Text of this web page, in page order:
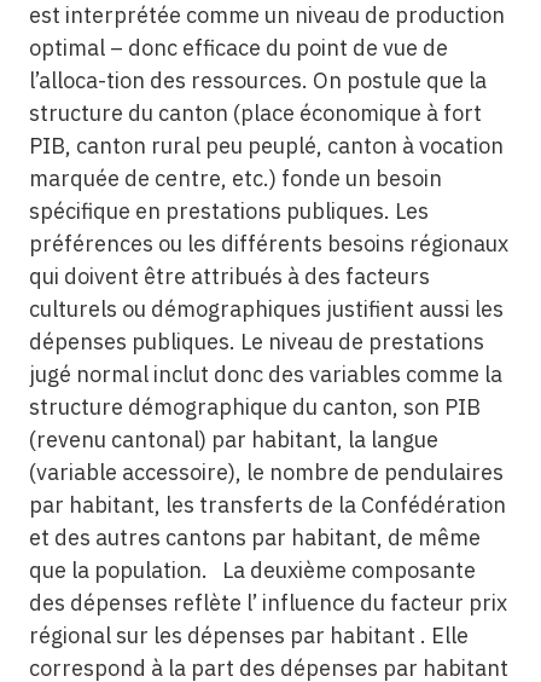
est interprétée comme un niveau de production
optimal – donc efficace du point de vue de
l’alloca-tion des ressources. On postule que la
structure du canton (place économique à fort
PIB, canton rural peu peuplé, canton à vocation
marquée de centre, etc.) fonde un besoin
spécifique en prestations publiques. Les
préférences ou les différents besoins régionaux
qui doivent être attribués à des facteurs
culturels ou démographiques justifient aussi les
dépenses publiques. Le niveau de prestations
jugé normal inclut donc des variables comme la
structure démographique du canton, son PIB
(revenu cantonal) par habitant, la langue
(variable accessoire), le nombre de pendulaires
par habitant, les transferts de la Confédération
et des autres cantons par habitant, de même
que la population. La deuxième composante
des dépenses reflète l’ influence du facteur prix
régional sur les dépenses par habitant . Elle
correspond à la part des dépenses par habitant